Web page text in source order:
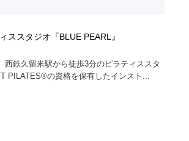
ススタジオ『BLUE PEARL』
西鉄久留米駅から徒歩3分のピラティススタ
PILATES®の資格を保有したインスト...